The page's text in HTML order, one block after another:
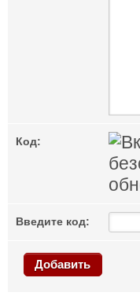
Код:
Введите код:
Добавить